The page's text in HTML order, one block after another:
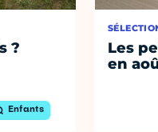
?
Enfants
Les
en